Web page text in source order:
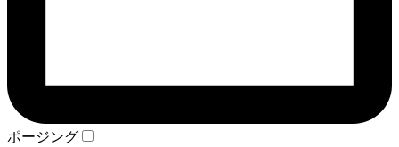
ポージング